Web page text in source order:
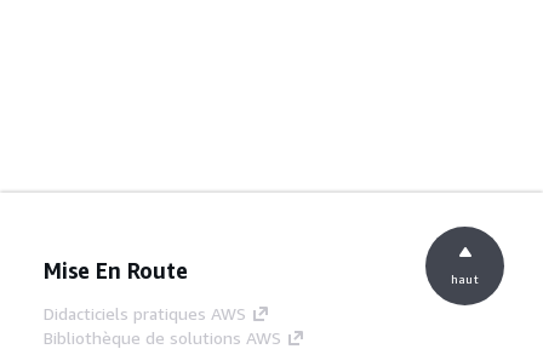
Mise En Route
Didacticiels pratiques AWS
Bibliothèque de solutions AWS
haut